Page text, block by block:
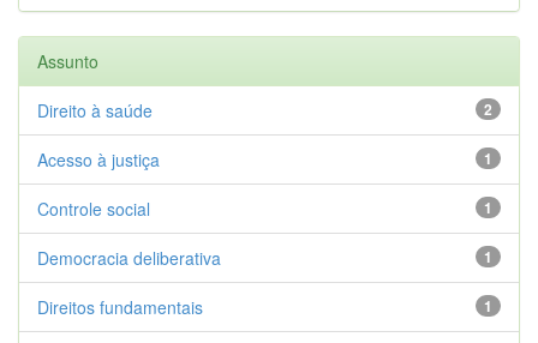
Assunto
2
Direito à saúde
1
Acesso à justiça
1
Controle social
1
Democracia deliberativa
1
Direitos fundamentais